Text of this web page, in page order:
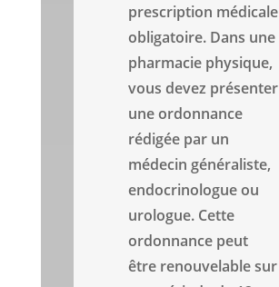
prescription médicale
obligatoire. Dans une
pharmacie physique,
vous devez présenter
une ordonnance
rédigée par un
médecin généraliste,
endocrinologue ou
urologue. Cette
ordonnance peut
être renouvelable sur